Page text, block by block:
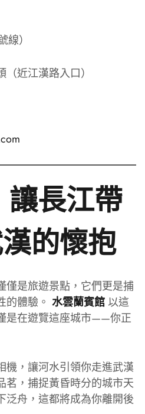
）
近江漢路入口）
讓長江帶
的懷抱
僅是旅遊景點，它們更是捕
的體驗。 水雲蘭賓館 以這
是在遊覽這座城市——你正
機，讓河水引領你走進武漢
茗，捕捉黃昏時分的城市天
泛舟，這都將成為你離開後